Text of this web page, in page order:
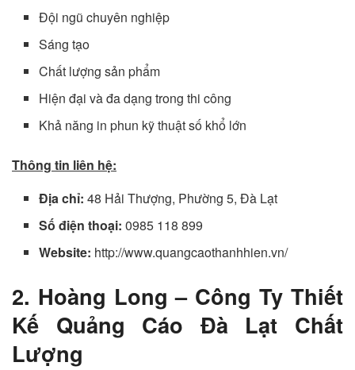
Đội ngũ chuyên nghiệp
Sáng tạo
Chất lượng sản phẩm
Hiện đại và đa dạng trong thi công
Khả năng in phun kỹ thuật số khổ lớn
Thông tin liên hệ:
Địa chỉ:48 Hải Thượng, Phường 5, Đà Lạt
Số điện thoại:0985 118 899
Website: http://www.quangcaothanhhien.vn/
2. Hoàng Long – Công Ty Thiết
Kế Quảng Cáo Đà Lạt Chất
Lượng